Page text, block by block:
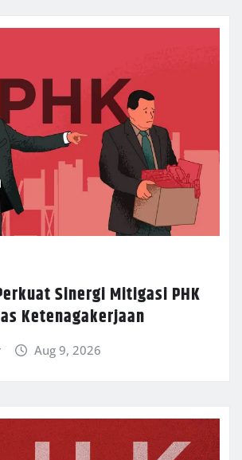
Sinergi Mitigasi PHK
Ketenagakerjaan
Aug 9, 2026